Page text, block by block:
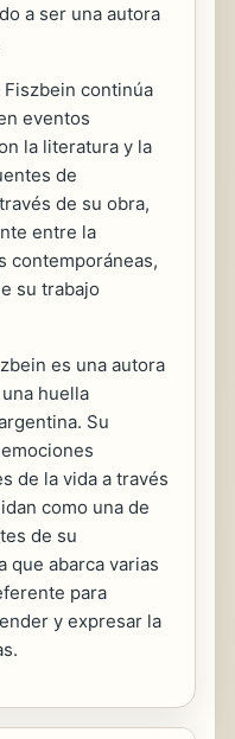
a ser una autora
Fiszbein continúa
eventos
la literatura y la
de
de su obra,
entre la
contemporáneas,
su trabajo
es una autora
huella
Su
de la vida a través
como una de
de su
que abarca varias
para
y expresar la